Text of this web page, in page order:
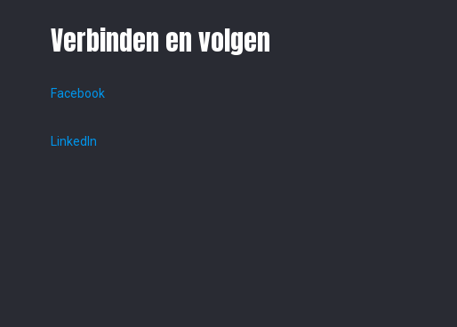
Verbinden en volgen
Facebook
LinkedIn